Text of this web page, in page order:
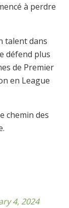
à perdre
talent dans
défend plus
de Premier
en League
chemin des
4, 2024